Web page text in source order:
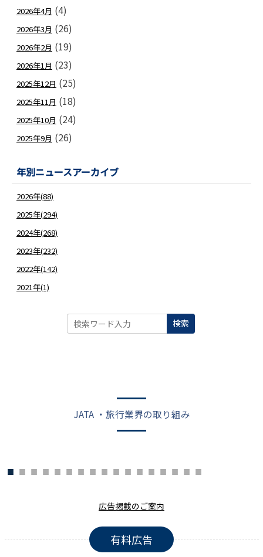
2026年4月 (4)
2026年3月 (26)
2026年2月 (19)
2026年1月 (23)
2025年12月 (25)
2025年11月 (18)
2025年10月 (24)
2025年9月 (26)
年別ニュースアーカイブ
2026年(88)
2025年(294)
2024年(268)
2023年(232)
2022年(142)
2021年(1)
検索
JATA ・旅行業界の取り組み
広告掲載のご案内
有料広告